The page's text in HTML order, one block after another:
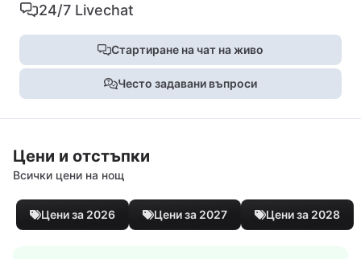
24/7 Livechat
Стартиране на чат на живо
Често задавани въпроси
Цени и отстъпки
Всички цени на нощ
Цени за 2026 Цени за 2027 Цени за 2028